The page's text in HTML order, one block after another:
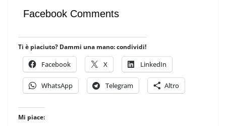
Facebook Comments
Ti è piaciuto? Dammi una mano: condividi!
Facebook X LinkedIn
WhatsApp Telegram Altro
Mi piace: